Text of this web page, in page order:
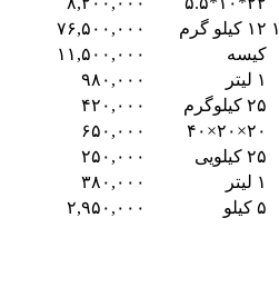
۱۲ کیلو گرم
۷۶,۵۰۰,۰۰۰
کیسه
۱۱,۵۰۰,۰۰۰
۱ لیتر
۹۸۰,۰۰۰
۲۵ کیلوگرم
۴۲۰,۰۰۰
۲۰×۲۰×۴۰
۶۵۰,۰۰۰
۲۵ کیلویی
۲۵۰,۰۰۰
۱ لیتر
۳۸۰,۰۰۰
۵ کیلو ۲,۹۵۰,۰۰۰